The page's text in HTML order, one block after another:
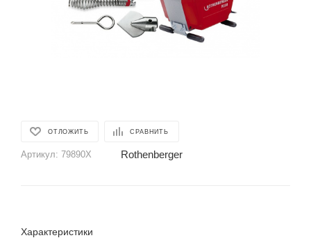
ОТЛОЖИТЬ СРАВНИТЬ
Артикул: 79890X Rothenberger
Характеристики